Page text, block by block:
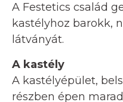
A Festetics család
kastélyhoz barokk,
látványát.
A kastély
A kastélyépület,
részben épen